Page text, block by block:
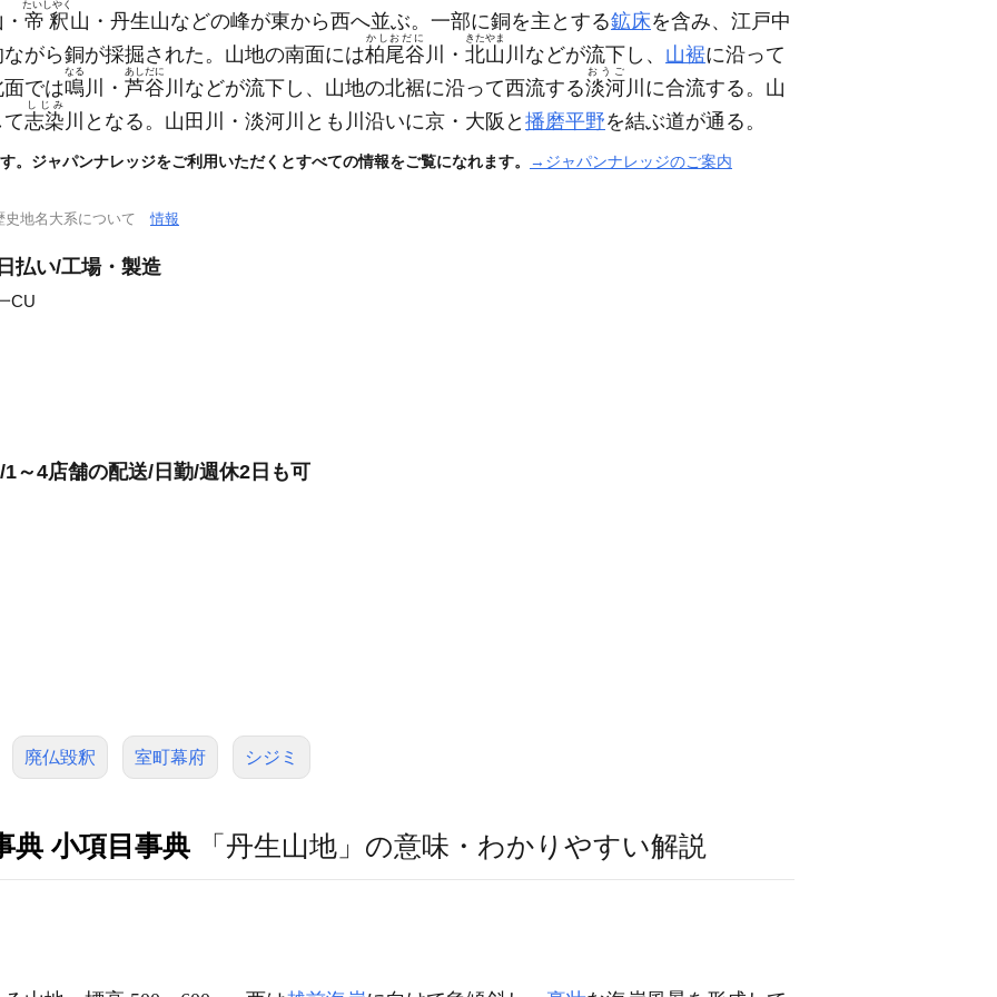
帝釈
たいしやく
山・丹生山などの峰が東から西へ並ぶ。一部に銅を主とする鉱床を含み、江戸中
がら銅が採掘された。山地の南面には柏尾谷
かしおだに
川・ 北山
きたやま
川などが流下し、 山裾に沿って
では鳴
なる
川・ 芦谷
あしだに
川などが流下し、山地の北裾に沿って西流する淡河
おうご
川に合流する。山
志染
しじみ
川となる。山田川・淡河川とも川沿いに京・大阪と 播磨平野を結ぶ道が通る。
。ジャパンナレッジをご利用いただくとすべての情報をご覧になれます。 →ジャパンナレッジのご案内
史地名大系について情報
払い/工場・製造
CU
～4店舗の配送/日勤/週休2日も可
廃仏毀釈 室町幕府 シジミ
典 小項目事典 「丹生山地」の意味・わかりやすい解説